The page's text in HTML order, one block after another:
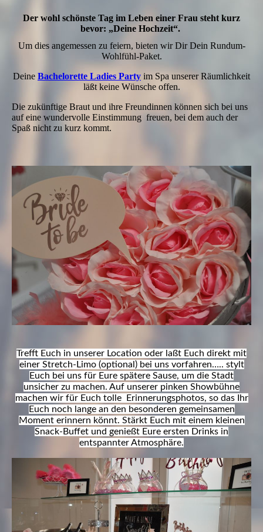
Der wohl schönste Tag im Leben einer Frau steht kurz
bevor: „Deine Hochzeit“.
Um dies angemessen zu feiern, bieten wir Dir Dein Rundum-
Wohlfühl-Paket.
Deine Bachelorette Ladies Party im Spa unserer Räumlichkeit
läßt keine Wünsche offen.
Die zukünftige Braut und ihre Freundinnen können sich bei uns
auf eine wundervolle Einstimmung freuen, bei dem auch der
Spaß nicht zu kurz kommt.
Trefft Euch in unserer Location oder laßt Euch direkt mit
einer Stretch-Limo (optional) bei uns vorfahren….. stylt
Euch bei uns für Eure spätere Sause, um die Stadt
unsicher zu machen. Auf unserer pinken Showbühne
machen wir für Euch tolle Erinnerungsphotos, so das Ihr
Euch noch lange an den besonderen gemeinsamen
Moment erinnern könnt. Stärkt Euch mit einem kleinen
Snack-Buffet und genießt Eure ersten Drinks in
entspannter Atmosphäre.